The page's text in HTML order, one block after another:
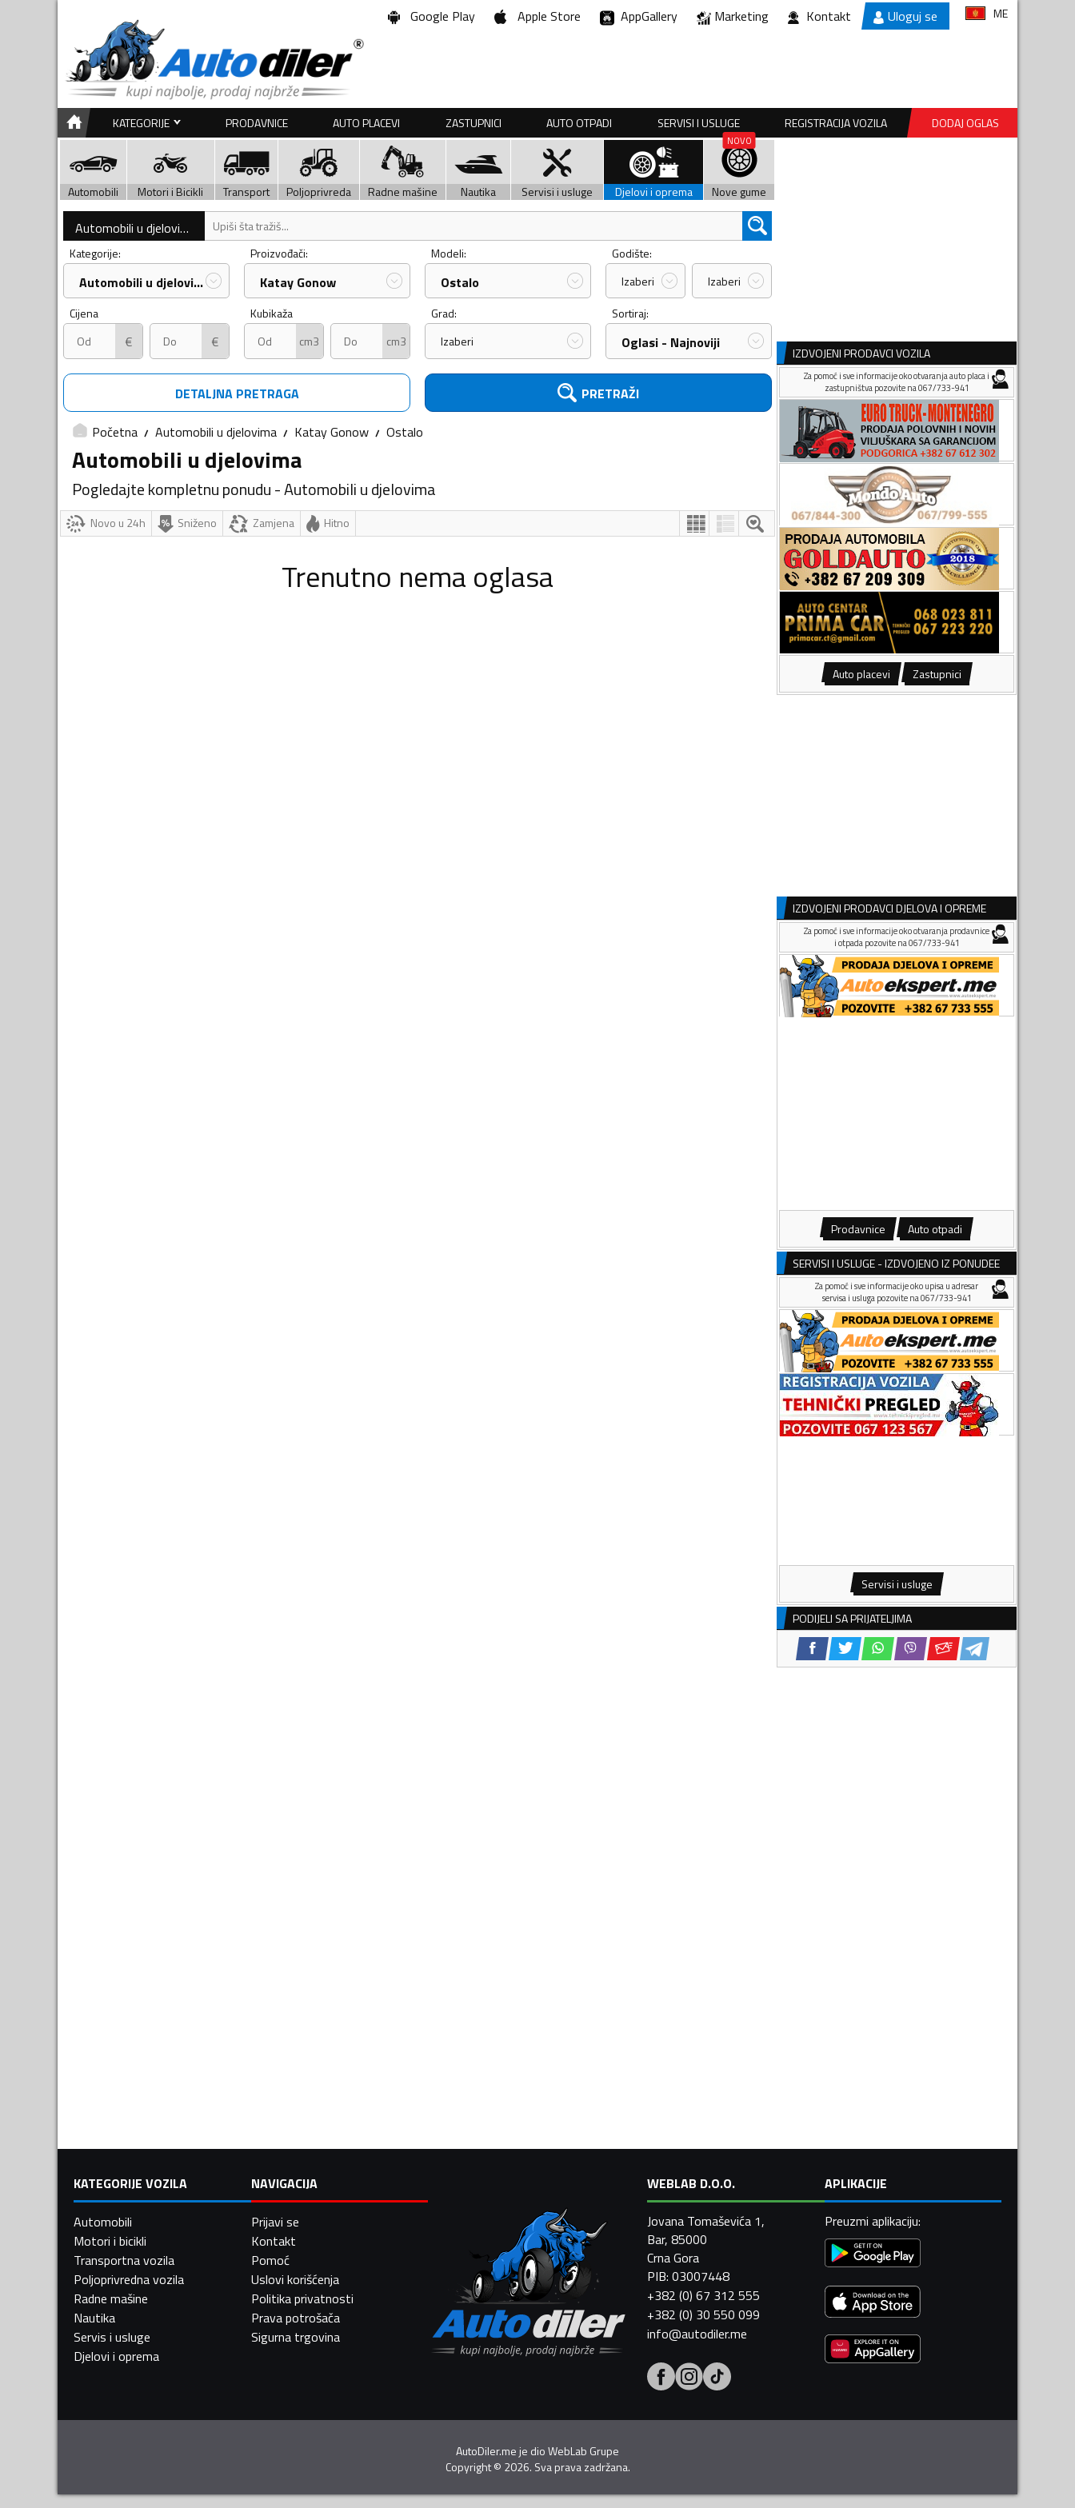
Google Play Apple Store AppGallery Marketing Kontakt Uloguj se ME
KATEGORIJE PRODAVNICE AUTO PLACEVI ZASTUPNICI AUTO OTPADI SERVISI I USLUGE REGISTRACIJA VOZILA DODAJ OGLAS
Automobili Motori i Bicikli Transport Poljoprivreda Radne mašine Nautika Servisi i usluge Djelovi i oprema Nove gume
Automobili u djelovima
Kategorije:
Automobili u djelovima
Proizvođači:
Katay Gonow
Modeli:
Ostalo
Godište:
Izaberi
Izaberi
Cijena
€ €
Kubikaža
cm3
cm3
Grad:
Izaberi
Sortiraj:
Oglasi - Najnoviji
DETALJNA PRETRAGA PRETRAŽI
Početna Automobili u djelovima Katay Gonow Ostalo
Automobili u djelovima
Pogledajte kompletnu ponudu - Automobili u djelovima
Novo u 24h Sniženo Zamjena Hitno
Trenutno nema oglasa
IZDVOJENI PRODAVCI VOZILA
Za pomoć i sve informacije oko otvaranja auto placa i
zastupništva pozovite na 067/733-941
Auto placevi Zastupnici
IZDVOJENI PRODAVCI DJELOVA I OPREME
Za pomoć i sve informacije oko otvaranja prodavnice
i otpada pozovite na 067/733-941
Prodavnice Auto otpadi
SERVISI I USLUGE - IZDVOJENO IZ PONUDEE
Za pomoć i sve informacije oko upisa u adresar
servisa i usluga pozovite na 067/733-941
Servisi i usluge
PODIJELI SA PRIJATELJIMA
KATEGORIJE VOZILA
Automobili
Motori i bicikli
Transportna vozila
Poljoprivredna vozila
Radne mašine
Nautika
Servis i usluge
Djelovi i oprema
NAVIGACIJA
Prijavi se
Kontakt
Pomoć
Uslovi korišćenja
Politika privatnosti
Prava potrošača
Sigurna trgovina
WEBLAB D.O.O.
Jovana Tomaševića 1,
Bar, 85000
Crna Gora
PIB: 03007448
+382 (0) 67 312 555
+382 (0) 30 550 099
info@autodiler.me
APLIKACIJE
Preuzmi aplikaciju:
AutoDiler.me je dioWebLab Grupe
Copyright© 2026. Sva prava zadržana.